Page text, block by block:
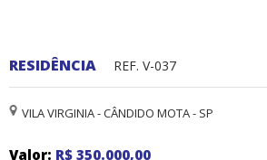
RESIDÊNCIA REF. V-037
VILA VIRGINIA - CÂNDIDO MOTA - SP
Valor: R$ 350.000,00